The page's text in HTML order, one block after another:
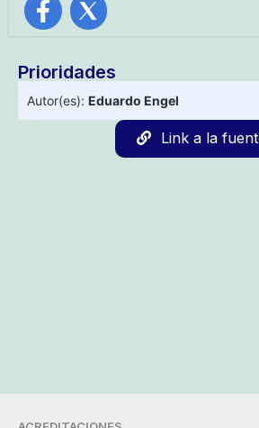
Prioridades
Autor(es): Eduardo Engel
Link a la